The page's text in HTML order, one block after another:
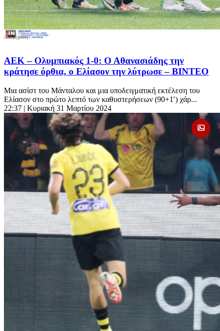
ΑΕΚ – Ολυμπιακός 1-0: Ο Αθανασιάδης την
κράτησε όρθια, ο Ελίασον την λύτρωσε – BINTEO
Μια ασίστ του Μάνταλου και μια υποδειγματική εκτέλεση του
Ελίασον στο πρώτο λεπτό των καθυστερήσεων (90+1′) χάρ...
22:37 | Κυριακή 31 Μαρτίου 2024